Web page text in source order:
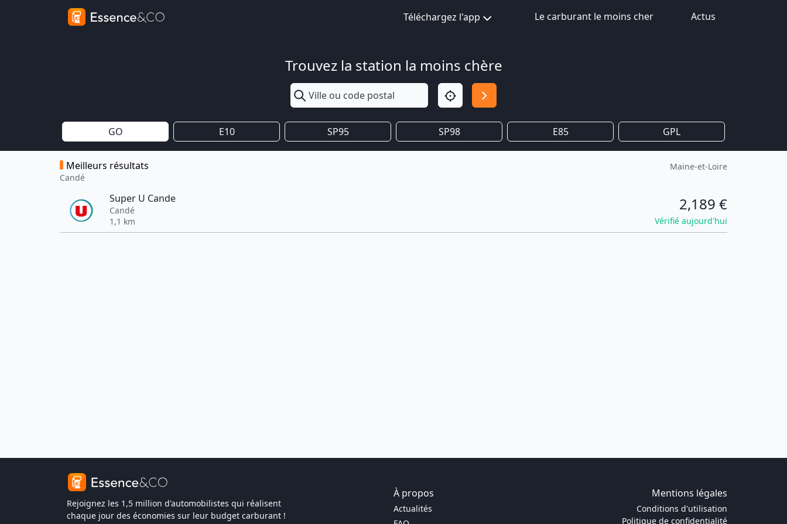
Téléchargez l'app Le carburant le moins cher Actus
Trouvez la station la moins chère
GO E10 SP95 SP98 E85 GPL
Meilleurs résultats
Candé
Maine-et-Loire
Super U Cande
Candé
1,1 km
2,189 €
Vérifié aujourd'hui
Rejoignez les 1,5 million d'automobilistes qui réalisent
chaque jour des économies sur leur budget carburant !
À propos Mentions légales
Actualités
Conditions d'utilisation
Politique de confidentialité